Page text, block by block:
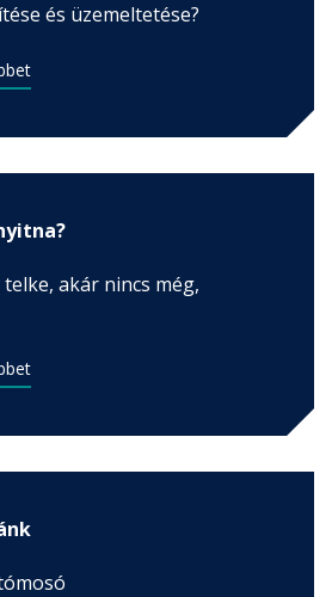
és üzemeltetése?
akár nincs még,